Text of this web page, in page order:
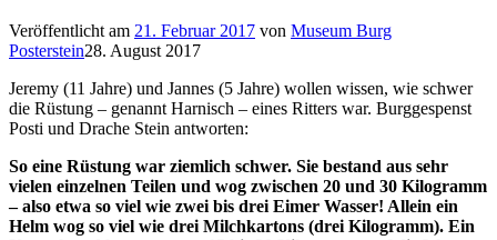
Veröffentlicht am 21. Februar 2017 von Museum Burg
Posterstein28. August 2017
Jeremy (11 Jahre) und Jannes (5 Jahre) wollen wissen, wie schwer
die Rüstung – genannt Harnisch – eines Ritters war. Burggespenst
Posti und Drache Stein antworten:
So eine Rüstung war ziemlich schwer. Sie bestand aus sehr
vielen einzelnen Teilen und wog zwischen 20 und 30 Kilogramm
– also etwa so viel wie zwei bis drei Eimer Wasser! Allein ein
Helm wog so viel wie drei Milchkartons (drei Kilogramm). Ein